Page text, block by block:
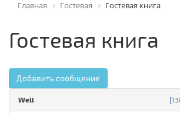
Главная Гостевая Гостевая книга
Гостевая книга
Добавить сообщение
Well